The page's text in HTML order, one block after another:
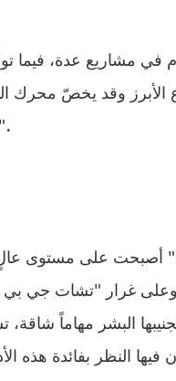
في مشاريع عدة، فيما
الأبرز وقد يخصّ محرك
"بينغ".
أصبحت على مستوى
وعلى غرار "تشات جي
البشر مهاماً